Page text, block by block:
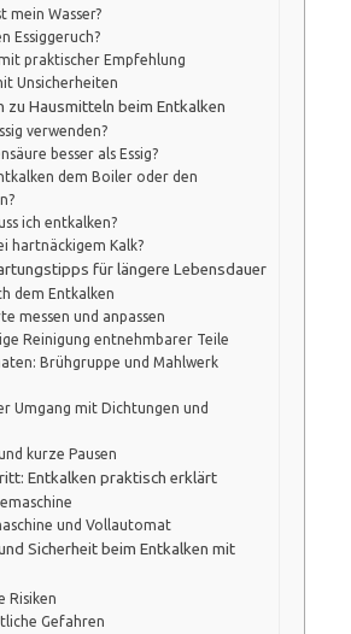
mein Wasser?
Essiggeruch?
praktischer Empfehlung
Unsicherheiten
zu Hausmitteln beim Entkalken
verwenden?
besser als Essig?
dem Boiler oder den
ich entkalken?
hartnäckigem Kalk?
für längere Lebensdauer
dem Entkalken
messen und anpassen
Reinigung entnehmbarer Teile
Brühgruppe und Mahlwerk
Umgang mit Dichtungen und
kurze Pausen
Entkalken praktisch erklärt
und Vollautomat
Sicherheit beim Entkalken mit
Risiken
Gefahren